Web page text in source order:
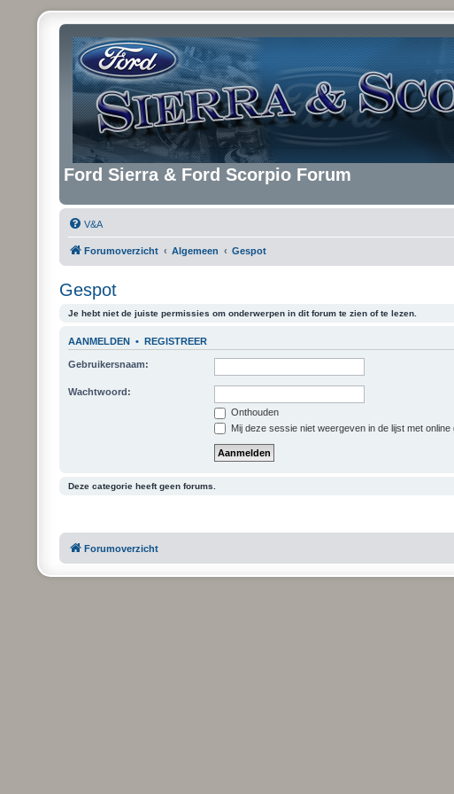
Ford Sierra & Ford Scorpio Forum
V&A
Forumoverzicht Algemeen Gespot
Gespot
Je hebt niet de juiste permissies om onderwerpen in dit forum te zien of te lezen.
AANMELDEN •REGISTREER
Gebruikersnaam:
Wachtwoord:
Onthouden
Mij deze sessie niet weergeven in de lijst met online
Deze categorie heeft geen forums.
Forumoverzicht